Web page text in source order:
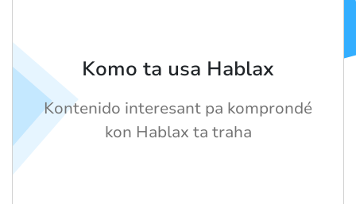
Komo ta usa Hablax
Kontenido interesant pa komprondé
kon Hablax ta traha